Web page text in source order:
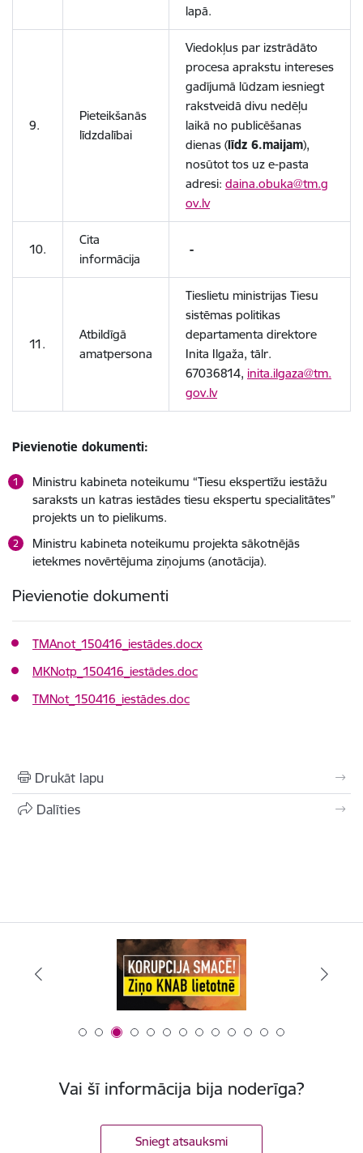
lapā.
9.
Pieteikšanās
līdzdalībai
Viedokļus par izstrādāto
procesa aprakstu intereses
gadījumā lūdzam iesniegt
rakstveidā divu nedēļu
laikā no publicēšanas
dienas (līdz 6.maijam),
nosūtot tos uz e-pasta
adresi: daina.obuka@tm.g
ov.lv
10.
Cita
informācija
-
11.
Atbildīgā
amatpersona
Tieslietu ministrijas Tiesu
sistēmas politikas
departamenta direktore
Inita Ilgaža, tālr.
67036814, inita.ilgaza@tm.
gov.lv
Pievienotie dokumenti:
Ministru kabineta noteikumu “Tiesu ekspertīžu iestāžu
saraksts un katras iestādes tiesu ekspertu specialitātes”
projekts un to pielikums.
Ministru kabineta noteikumu projekta sākotnējās
ietekmes novērtējuma ziņojums (anotācija).
Pievienotie dokumenti
TMAnot_150416_iestādes.docx
MKNotp_150416_iestādes.doc
TMNot_150416_iestādes.doc
Drukāt lapu
Dalīties
Vai šī informācija bija noderīga?
Sniegt atsauksmi